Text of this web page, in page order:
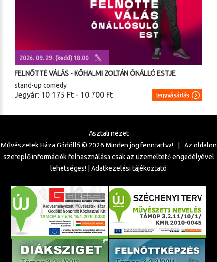
2026. 09. 29. (kedd) 18.00
FELNŐTTÉ VÁLÁS - KŐHALMI ZOLTÁN ÖNÁLLÓ ESTJE
stand-up comedy
Jegyár: 10 175 Ft - 10 700 Ft
Asztali nézet
Művészetek Háza Gödöllő © 2026 Minden jog fenntartva! | Az oldalon
szereplő információk felhasználása csak az üzemeltető engedélyével
lehetséges! | Adatkezelési tájékoztató